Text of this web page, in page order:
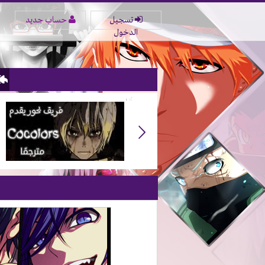
تسجيل
الدخول
حساب جديد